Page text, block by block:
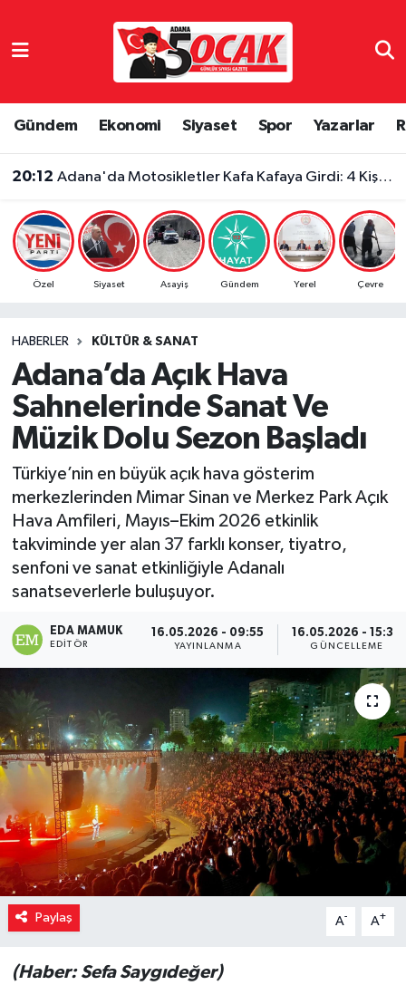
Gündem Ekonomi Siyaset Spor Yazarlar
20:12 Adana'da Motosikletler Kafa Kafaya Girdi: 4 Kişi Yaralandı
Özel Siyaset Asayiş Gündem Yerel Çevre
HABERLER KÜLTÜR & SANAT
Adana’da Açık Hava
Sahnelerinde Sanat Ve
Müzik Dolu Sezon Başladı
Türkiye’nin en büyük açık hava gösterim
merkezlerinden Mimar Sinan ve Merkez Park Açık
Hava Amfileri, Mayıs–Ekim 2026 etkinlik
takviminde yer alan 37 farklı konser, tiyatro,
senfoni ve sanat etkinliğiyle Adanalı
sanatseverlerle buluşuyor.
EDA MAMUK
EDITÖR
16.05.2026 - 09:55
YAYINLANMA
16.05.2026 - 15:30
GÜNCELLEME
Paylaş A- A+
(Haber: Sefa Saygıdeğer)
Dünya
Eğitim
Gündem
Haber Reklam
Magazin
Özel
Resmi İlanlar
Sağlık
Siyaset
Spor
Yaşam
Yerel Yönetimler
Yurttan
Adana Nöbetçi Eczaneler
Adana Trafik Yoğunluk Haritası
Süper Lig Puan Durumu ve Fikstür
Son Dakika Haberleri
Haber Arşivi